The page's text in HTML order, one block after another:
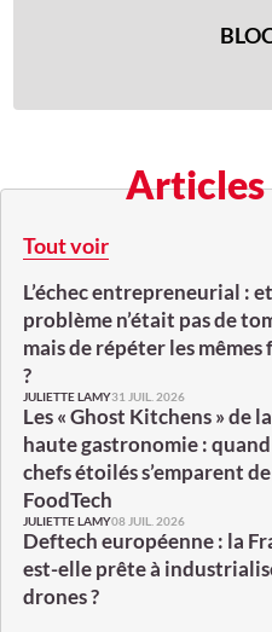
Articles
Tout voir
L’échec entrepreneurial :
problème n’était pas de
mais de répéter les mêmes
?
JULIETTE LAMY31 JUIL. 2026
Les « Ghost Kitchens » de la
haute gastronomie :
chefs étoilés s’emparent
FoodTech
JULIETTE LAMY08 JUIL. 2026
Deftech européenne : la
est-elle prête à
drones ?